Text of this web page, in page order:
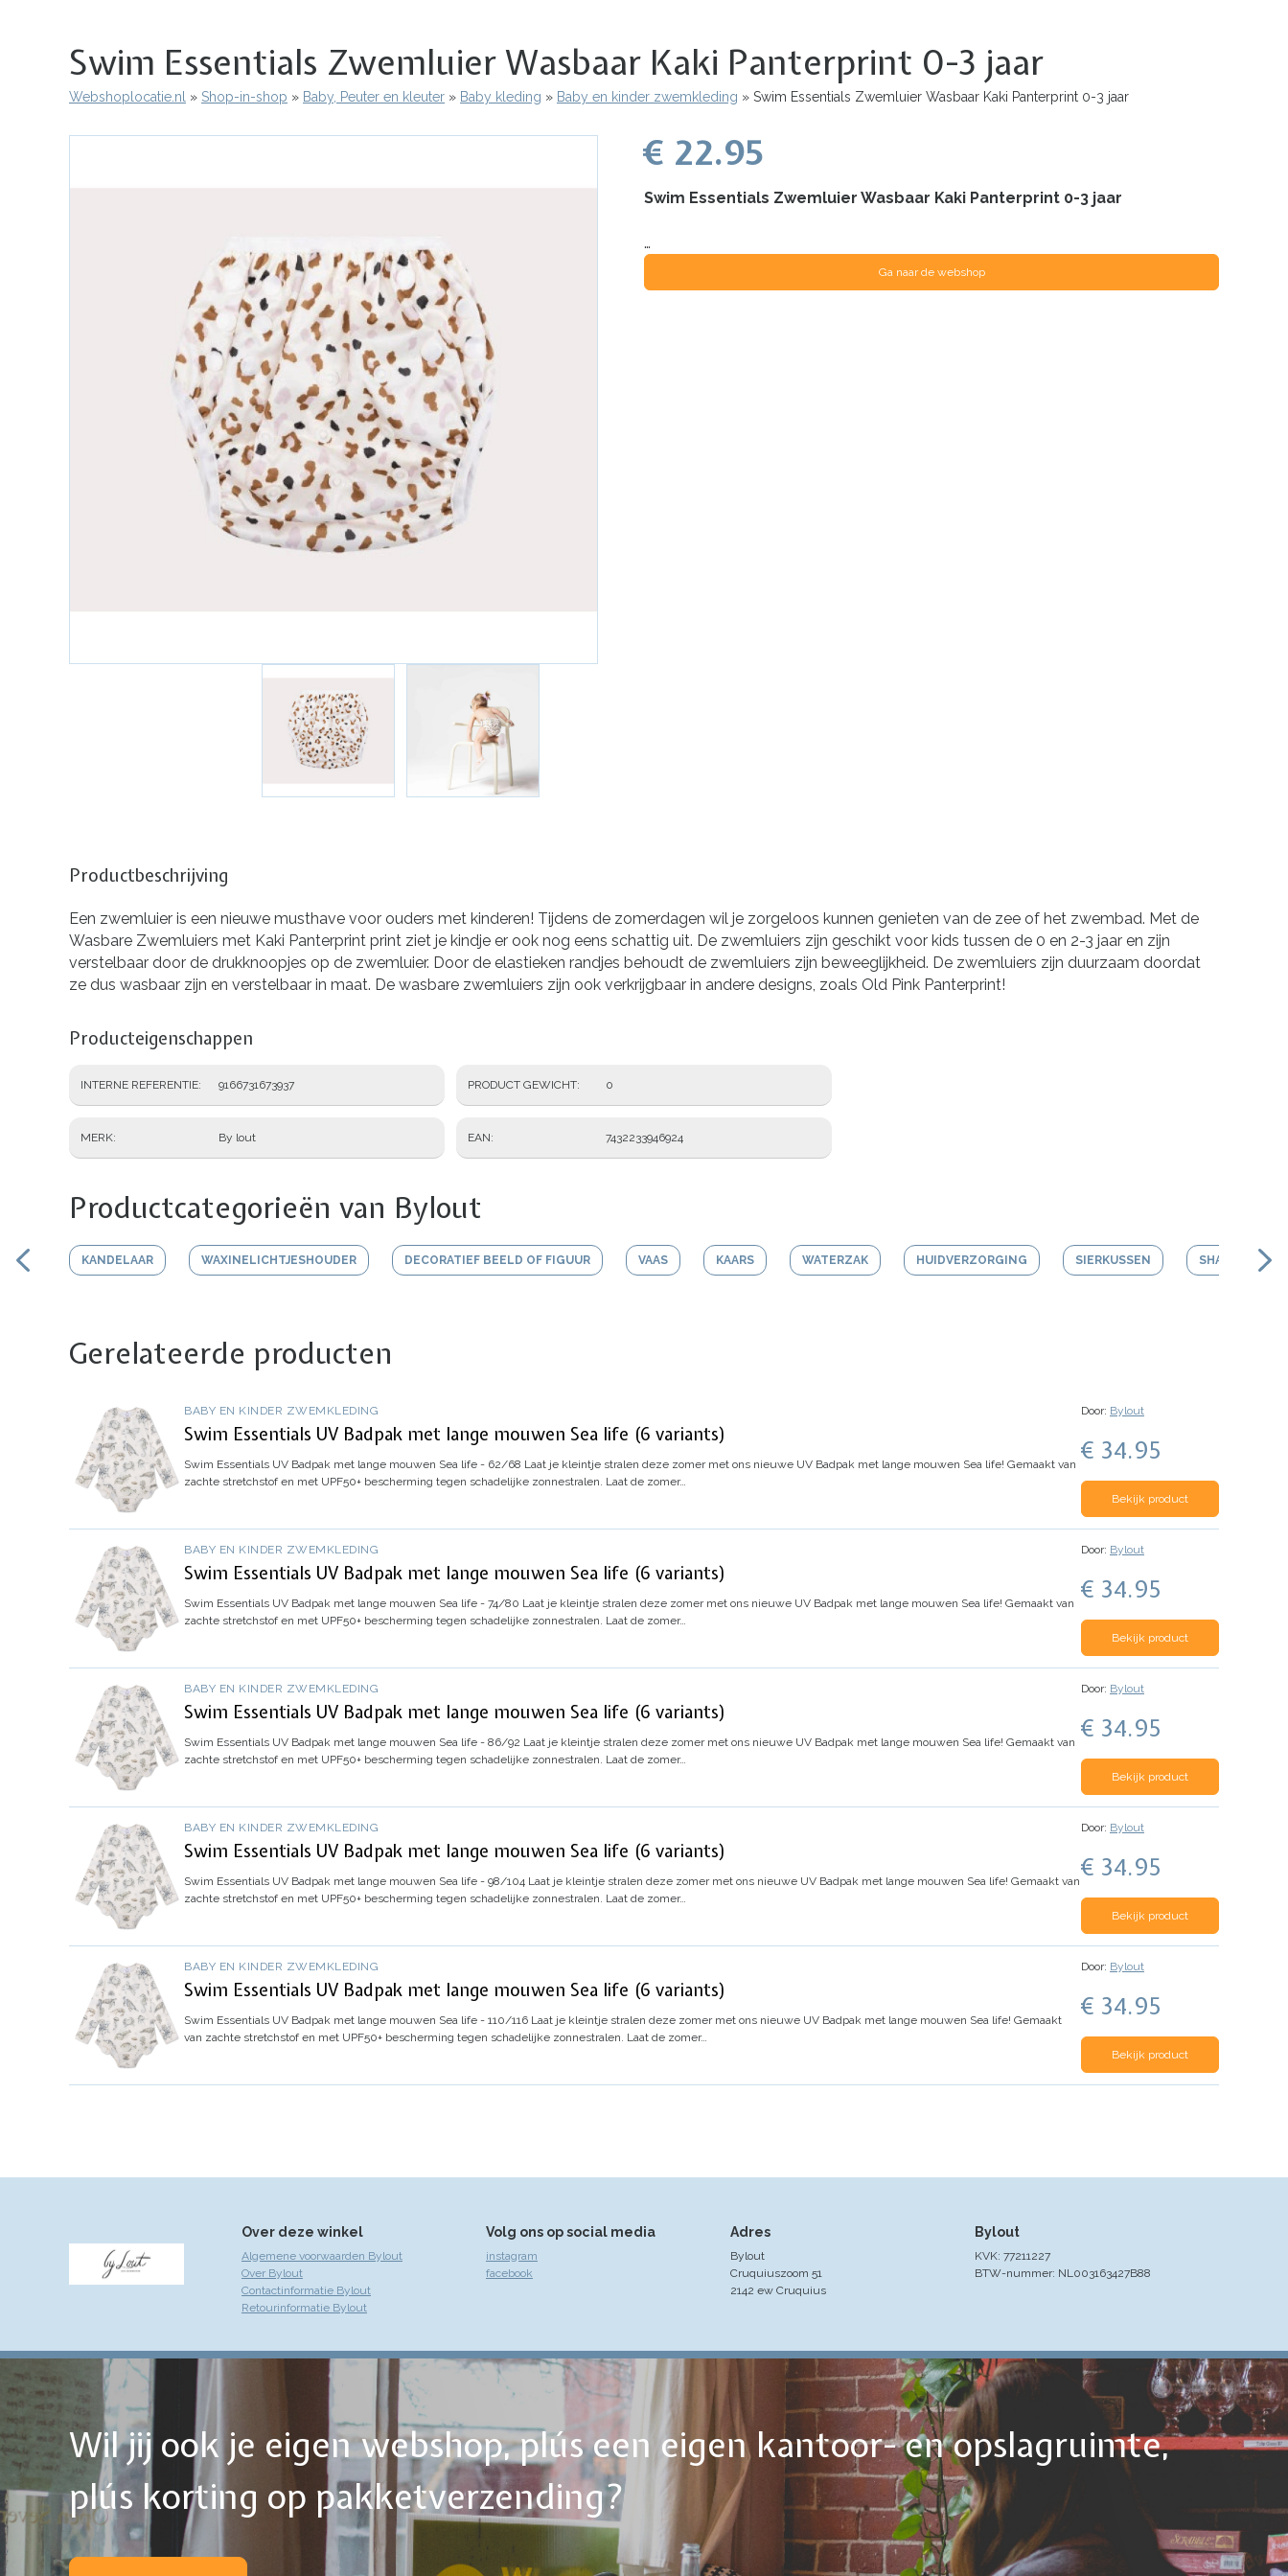
Swim Essentials Zwemluier Wasbaar Kaki Panterprint 0-3 jaar
Kruimelpad
Webshoplocatie.nl Shop-in-shop Baby, Peuter en kleuter Baby kleding Baby en kinder zwemkleding Swim Essentials Zwemluier Wasbaar Kaki Panterprint 0-3 jaar
€ 22.95
Swim Essentials Zwemluier Wasbaar Kaki Panterprint 0-3 jaar
…
Ga naar de webshop
Productbeschrijving
Een zwemluier is een nieuwe musthave voor ouders met kinderen! Tijdens de zomerdagen wil je zorgeloos kunnen genieten van de zee of het zwembad. Met de
Wasbare Zwemluiers met Kaki Panterprint print ziet je kindje er ook nog eens schattig uit. De zwemluiers zijn geschikt voor kids tussen de 0 en 2-3 jaar en zijn
verstelbaar door de drukknoopjes op de zwemluier. Door de elastieken randjes behoudt de zwemluiers zijn beweeglijkheid. De zwemluiers zijn duurzaam doordat
ze dus wasbaar zijn en verstelbaar in maat. De wasbare zwemluiers zijn ook verkrijgbaar in andere designs, zoals Old Pink Panterprint!
Producteigenschappen
INTERNE REFERENTIE 9166731673937
MERK By lout
PRODUCT GEWICHT 0
EAN 7432233946924
Productcategorieën van Bylout
KANDELAAR WAXINELICHTJESHOUDER DECORATIEF BEELD OF FIGUUR VAAS KAARS WATERZAK HUIDVERZORGING SIERKUSSEN SHAMPOO
Gerelateerde producten
BABY EN KINDER ZWEMKLEDING
Swim Essentials UV Badpak met lange mouwen Sea life (6 variants)
Swim Essentials UV Badpak met lange mouwen Sea life - 62/68 Laat je kleintje stralen deze zomer met ons nieuwe UV Badpak met lange mouwen Sea life! Gemaakt van
zachte stretchstof en met UPF50+ bescherming tegen schadelijke zonnestralen. Laat de zomer…
Door: Bylout
€ 34.95
Bekijk product
BABY EN KINDER ZWEMKLEDING
Swim Essentials UV Badpak met lange mouwen Sea life (6 variants)
Swim Essentials UV Badpak met lange mouwen Sea life - 74/80 Laat je kleintje stralen deze zomer met ons nieuwe UV Badpak met lange mouwen Sea life! Gemaakt van
zachte stretchstof en met UPF50+ bescherming tegen schadelijke zonnestralen. Laat de zomer…
Door: Bylout
€ 34.95
Bekijk product
BABY EN KINDER ZWEMKLEDING
Swim Essentials UV Badpak met lange mouwen Sea life (6 variants)
Swim Essentials UV Badpak met lange mouwen Sea life - 86/92 Laat je kleintje stralen deze zomer met ons nieuwe UV Badpak met lange mouwen Sea life! Gemaakt van
zachte stretchstof en met UPF50+ bescherming tegen schadelijke zonnestralen. Laat de zomer…
Door: Bylout
€ 34.95
Bekijk product
BABY EN KINDER ZWEMKLEDING
Swim Essentials UV Badpak met lange mouwen Sea life (6 variants)
Swim Essentials UV Badpak met lange mouwen Sea life - 98/104 Laat je kleintje stralen deze zomer met ons nieuwe UV Badpak met lange mouwen Sea life! Gemaakt van
zachte stretchstof en met UPF50+ bescherming tegen schadelijke zonnestralen. Laat de zomer…
Door: Bylout
€ 34.95
Bekijk product
BABY EN KINDER ZWEMKLEDING
Swim Essentials UV Badpak met lange mouwen Sea life (6 variants)
Swim Essentials UV Badpak met lange mouwen Sea life - 110/116 Laat je kleintje stralen deze zomer met ons nieuwe UV Badpak met lange mouwen Sea life! Gemaakt
van zachte stretchstof en met UPF50+ bescherming tegen schadelijke zonnestralen. Laat de zomer…
Door: Bylout
€ 34.95
Bekijk product
Over deze winkel
Algemene voorwaarden Bylout
Over Bylout
Contactinformatie Bylout
Retourinformatie Bylout
Volg ons op social media
instagram
facebook
Adres
Bylout
Cruquiuszoom 51
2142 ew Cruquius
Bylout
KVK: 77211227
BTW-nummer: NL003163427B88
Wil jij ook je eigen webshop, plús een eigen kantoor- en opslagruimte,
plús korting op pakketverzending?